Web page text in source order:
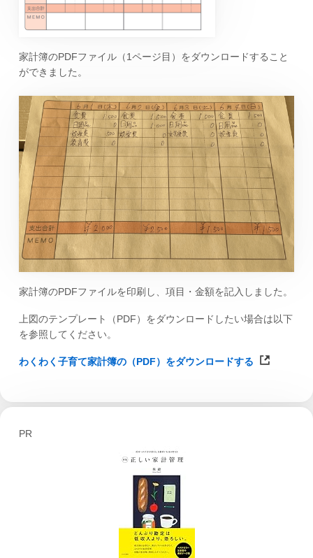
家計簿のPDFファイル（1ページ目）をダウンロードすること
ができました。
家計簿のPDFファイルを印刷し、項目・金額を記入しました。
上図のテンプレート（PDF）をダウンロードしたい場合は以下
を参照してください。
わくわく子育て家計簿の（PDF）をダウンロードする
PR